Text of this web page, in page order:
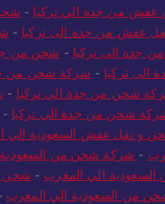
من جدة الي تركيا -
عفش من جدة الى تركيا -
جدة الى تركيا - شحن من
تركيا - شركة شحن من
شحن من جدة الي تركيا -
شحن من جدة الي تركيا -
و نقل عفش السعودية الي
- شركة شحن من السعودية
الي المغرب - شحن
من السعودية الي المغرب